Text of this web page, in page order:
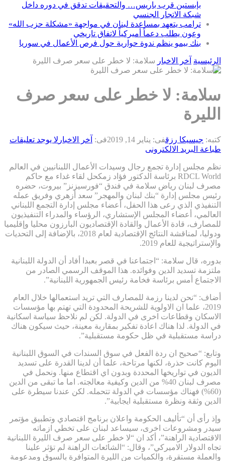
بإبستين قرب باريس… والتحقيقات تدقق في دوره داخل
شبكة الاتجار الجنسي
ترامب يتعهد بمساعدة لبنان في مواجهة «مشكلة حزب الله»
وعون يطلب دعماً أميركياً لاتفاق تاريخي
بنك بيمو ينظم ندوة حوارية حول فرص الأعمال في سوريا
الرئيسية آخر الاخبار سلامة: لا خطر على سعر صرف الليرة
سلامة: لا خطر على سعر صرف
الليرة
كتبه: جيسيكا رزقفى: يناير 14, 2019 فى: آخر الاخبار لا يوجد تعليقات
طباعة البريد الالكترونى
نظم مجلس إدارة تجمع رجال وسيدات الأعمال اللبنانيين في العالم
RDCL World برئاسة الدكتور فؤاد زمكحل لقاء غداء مع حاكم
مصرف لبنان رياض سلامة في فندق “فورسيزنز” بيروت، حضره
رئيس مجلس إدارة “بنك لبنان والمهجر” سعد أزهري وفريق عمله
التنفيذي الذي رعى هذا الحفل، أعضاء مجلس إدارة التجمع اللبناني
العالمي، أعضاء المجلس الإستشاري، الرؤساء والمدراء التنفيذيون
للمصارف، قادة الأعمال والقادة الإقتصاديون البارزون محليا وإقليميا
ودوليا، لمناقشة النتائج الإقتصادية لعام 2018، بالإضافة إلى التحديات
والإستراتيجية للعام 2019.
بدوره، قال سلامة: “اجتماعنا في قصر بعبدا أفاد أن الدولة اللبنانية
ملتزمة تسديد الدين وفوائده. هذا الموقف الرسمي الصادر من
الاجتماع أمس برئاسة فخامة رئيس الجمهورية اللبنانية”.
أضاف: “نحن لدينا رزمة للمصارف التي تريد استعمالها خلال العام
2019، علما ان الاولوية للشريحة المحدودة التي تهتم بها مؤسسات
الاسكان وقطاعات اخرى في الدولة. لكن لم نلاحظ سياسة اسكانية
في الدولة. لذا هناك اعادة تفكير بمقاربة معينة، حيث سيكون هناك
دراسة مستقبلية في ظل حكومة مستقبلية”.
وتابع: “صحيح ان ردة الفعل في سوق السندات في السوق اللبنانية
اليوم كانت حذرة، لكنها مرتاحة، علما أن لدينا القدرة على تسديد
الديون في تواريخها المحددة وبدون اي اقتطاع منها. ونحمل في
مصرف لبنان 40% من الدين وكيفية معالجته. اما ما تبقى من الدين
(60%) فهناك مؤسسات في الدولة تتحمله. لكن عندنا سيطرة على
الدين وثقة ونظرة مستقبلية ايجابية”.
وإذ رأى أن “تأليف الحكومة واعلان برنامج اقتصادي وتطبيق مؤتمر
سيدر ومشروعات اخرى، سيساعد لبنان على تخطي ازماته
الاقتصادية الراهنة”، أكد ان “لا خطر على سعر صرف الليرة اللبنانية
تجاه الدولار الاميركي”، وقال: “الشائعات الراهنة لم تؤثر علينا
والعملة مستقرة، والكميات من الليرة المتوافرة بالسوق ومدعومة